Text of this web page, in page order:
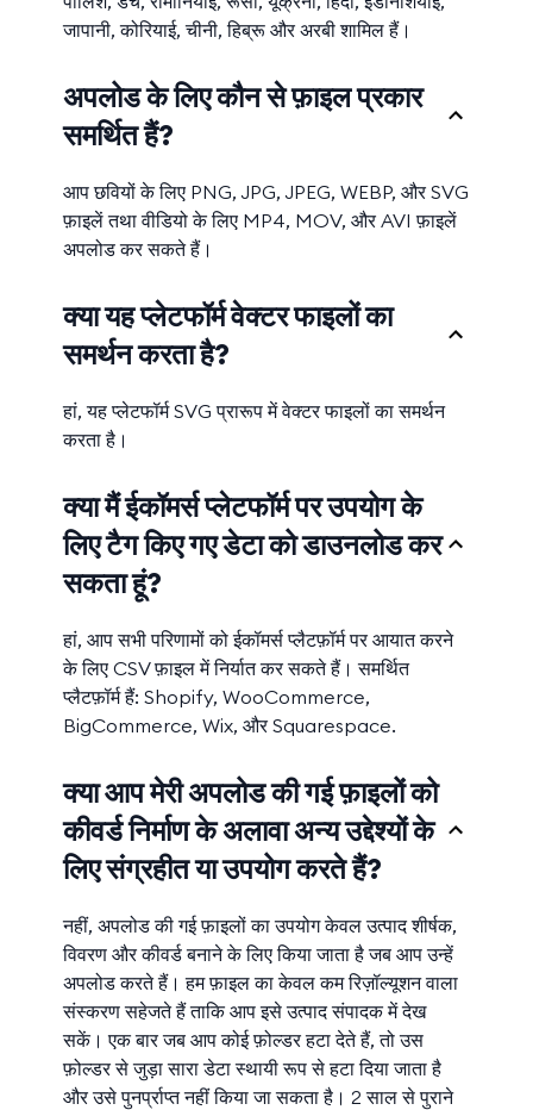
जापानी, कोरियाई, चीनी, हिब्रू और अरबी शामिल हैं।
अपलोड के लिए कौन से फ़ाइल प्रकार
समर्थित हैं?
आप छवियों के लिए PNG, JPG, JPEG, WEBP, और SVG
फ़ाइलें तथा वीडियो के लिए MP4, MOV, और AVI फ़ाइलें
अपलोड कर सकते हैं।
क्या यह प्लेटफॉर्म वेक्टर फाइलों का
समर्थन करता है?
हां, यह प्लेटफॉर्म SVG प्रारूप में वेक्टर फाइलों का समर्थन
करता है।
क्या मैं ईकॉमर्स प्लेटफॉर्म पर उपयोग के
लिए टैग किए गए डेटा को डाउनलोड कर
सकता हूं?
हां, आप सभी परिणामों को ईकॉमर्स प्लैटफ़ॉर्म पर आयात करने
के लिए CSV फ़ाइल में निर्यात कर सकते हैं। समर्थित
प्लैटफ़ॉर्म हैं: Shopify, WooCommerce,
BigCommerce, Wix, और Squarespace.
क्या आप मेरी अपलोड की गई फ़ाइलों को
कीवर्ड निर्माण के अलावा अन्य उद्देश्यों के
लिए संग्रहीत या उपयोग करते हैं?
नहीं, अपलोड की गई फ़ाइलों का उपयोग केवल उत्पाद शीर्षक,
विवरण और कीवर्ड बनाने के लिए किया जाता है जब आप उन्हें
अपलोड करते हैं। हम फ़ाइल का केवल कम रिज़ॉल्यूशन वाला
संस्करण सहेजते हैं ताकि आप इसे उत्पाद संपादक में देख
सकें। एक बार जब आप कोई फ़ोल्डर हटा देते हैं, तो उस
फ़ोल्डर से जुड़ा सारा डेटा स्थायी रूप से हटा दिया जाता है
और उसे पुनर्प्राप्त नहीं किया जा सकता है। 2 साल से पुराने